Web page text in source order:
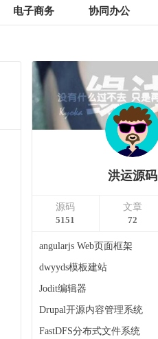
电子商务 协同办公
洪运源码
源码
5151
文章
72
angularjs Web页面框架
dwyyds模板建站
Jodit编辑器
Drupal开源内容管理系统
FastDFS分布式文件系统